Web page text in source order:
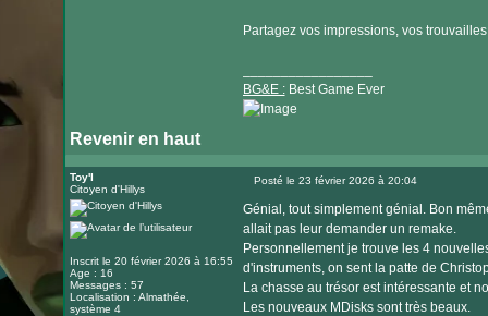
Partagez vos impressions, vos
BG&E :Best Game Ever
Revenir en haut
le
internet
Toy'l
Citoyen d'Hillys
Inscrit le 20 février 2026 à 16:55
Age : 16
Messages : 57
Localisation : Almathée,
système 4
Posté le 23 février 2026 à 20:04
Génial, tout simplement génial. Bon
allait pas leur demander un remake.
Personnellement je trouve les 4
d'instruments, on sent la patte de
La chasse au trésor est intéressante et
Les nouveaux MDisks sont très beaux.